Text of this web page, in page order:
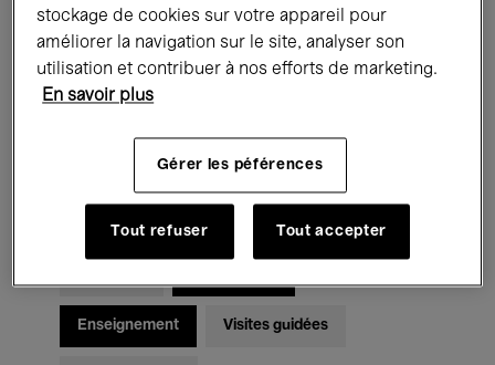
Expositions Performances
Rencontres & Débats
Musique classique Global Music
Enseignement Visites guidées
stockage de cookies sur votre appareil pour
améliorer la navigation sur le site, analyser son
utilisation et contribuer à nos efforts de marketing.
En savoir plus
Gérer les péférences
Tout refuser Tout accepter